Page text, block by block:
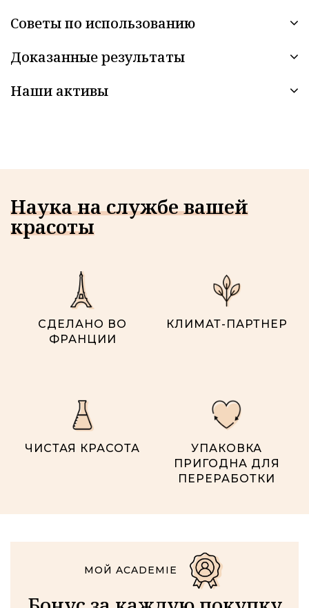
Советы по использованию
Доказанные результаты
Наши активы
Наука на службе вашей
красоты
СДЕЛАНО ВО
ФРАНЦИИ
КЛИМАТ-ПАРТНЕР
ЧИСТАЯ КРАСОТА
УПАКОВКА
ПРИГОДНА ДЛЯ
ПЕРЕРАБОТКИ
МОЙ ACADEMIE